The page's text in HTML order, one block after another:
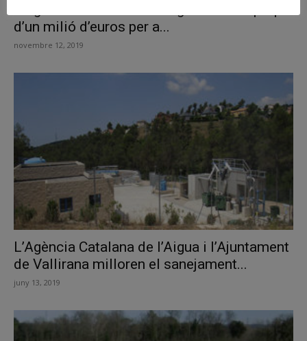
d’un milió d’euros per a...
novembre 12, 2019
L’Agència Catalana de l’Aigua i l’Ajuntament
de Vallirana milloren el sanejament...
juny 13, 2019